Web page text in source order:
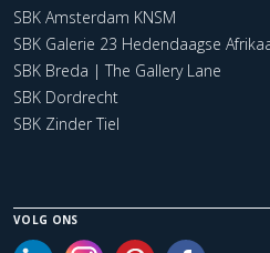
SBK Amsterdam KNSM
SBK Galerie 23 Hedendaagse
SBK Breda | The Gallery Lane
SBK Dordrecht
SBK Zinder Tiel
VOLG ONS